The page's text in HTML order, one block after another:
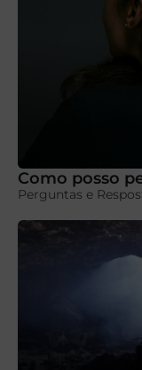
Como posso
Perguntas e